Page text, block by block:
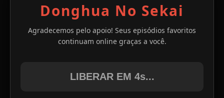
Donghua No Sekai
Agradecemos pelo apoio! Seus episódios favoritos
continuam online graças a você.
LIBERAR EM 4s...